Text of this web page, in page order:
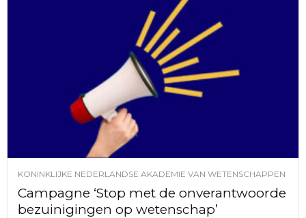
KONINKLIJKE NEDERLANDSE AKADEMIE VAN WETENSCHAPPEN
Campagne ‘Stop met de onverantwoorde
bezuinigingen op wetenschap’